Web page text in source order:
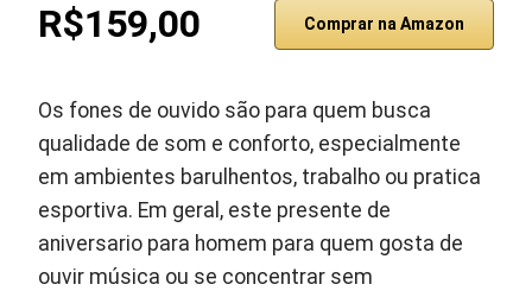
R$159,00 Comprar na Amazon
Os fones de ouvido são para quem busca
qualidade de som e conforto, especialmente
em ambientes barulhentos, trabalho ou pratica
esportiva. Em geral, este presente de
aniversario para homem para quem gosta de
ouvir música ou se concentrar sem